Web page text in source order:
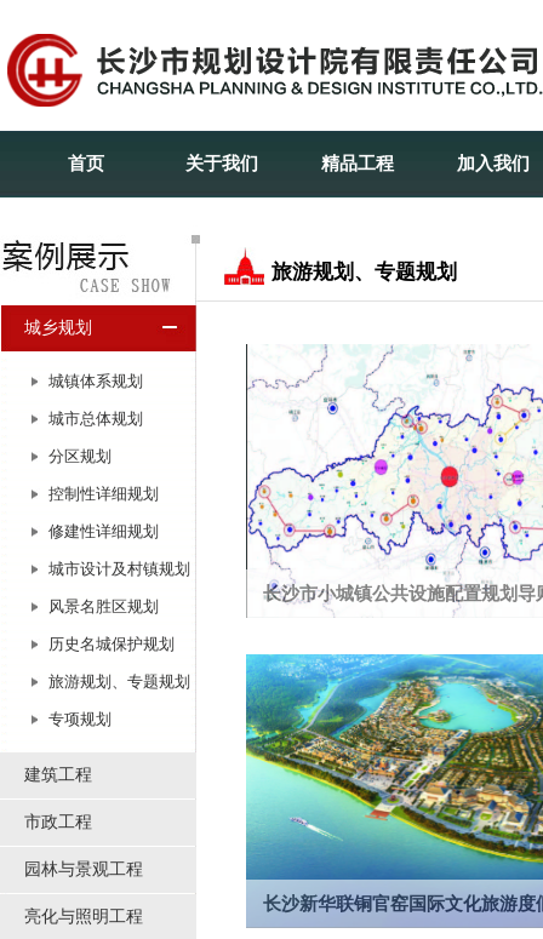
首页 关于我们 精品工程 加入我们
城乡规划
城镇体系规划
城市总体规划
分区规划
控制性详细规划
修建性详细规划
城市设计及村镇规划
风景名胜区规划
历史名城保护规划
旅游规划、专题规划
专项规划
建筑工程
市政工程
园林与景观工程
亮化与照明工程
旅游规划、专题规划
长沙市小城镇公共设施配置规划导
编制类项目。获湖南省优秀城乡学术论文二
长沙新华联铜官窑国际文化旅游度